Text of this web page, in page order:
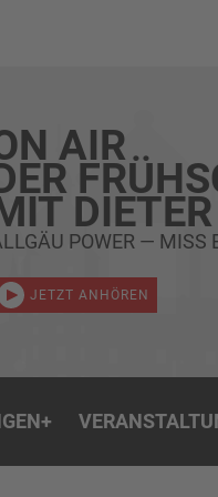
AIR
POWER — MISS
JETZT ANHÖREN
+